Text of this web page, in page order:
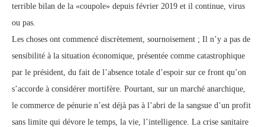
terrible bilan de la «coupole» depuis février 2019 et il continue, virus
ou pas.
Les choses ont commencé discrètement, sournoisement ; Il n’y a pas de
sensibilité à la situation économique, présentée comme catastrophique
par le président, du fait de l’absence totale d’espoir sur ce front qu’on
s’accorde à considérer mortifère. Pourtant, sur un marché anarchique,
le commerce de pénurie n’est déjà pas à l’abri de la sangsue d’un profit
sans limite qui dévore le temps, la vie, l’intelligence. La crise sanitaire